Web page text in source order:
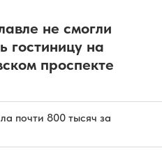
не смогли
гостиницу на
проспекте
почти 800 тысяч за